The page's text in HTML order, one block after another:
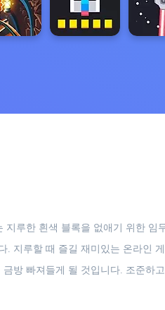
루한 흰색 블록을 없애기 위한
지루할 때 즐길 재미있는 온라인
방 빠져들게 될 것입니다. 조준하